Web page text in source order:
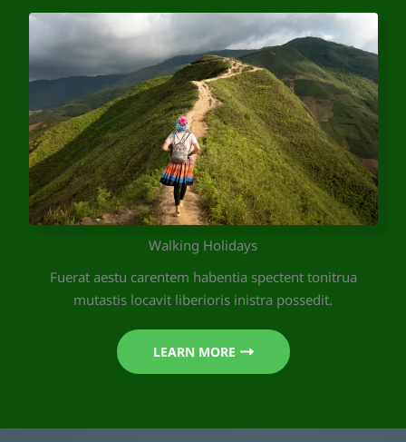
Walking Holidays
Fuerat aestu carentem habentia spectent tonitrua
mutastis locavit liberioris inistra possedit.
LEARN MORE